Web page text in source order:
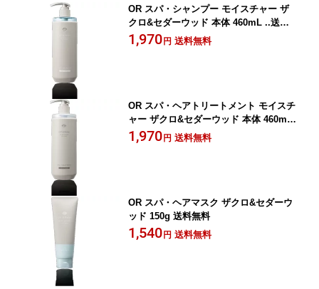
OR スパ・シャンプー モイスチャー ザ
クロ&セダーウッド 本体 460mL ..送料
無料
1,970 円 送料無料
OR スパ・ヘアトリートメント モイスチ
ャー ザクロ&セダーウッド 本体 460mL
..送料無料
1,970 円 送料無料
OR スパ・ヘアマスク ザクロ&セダーウ
ッド 150g 送料無料
1,540 円 送料無料